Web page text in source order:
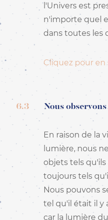
l'Univers est
n'importe quel
dans toutes les
Cliquez pour en
6.3 Nous
En raison de la
lumière, nous
objets tels
toujours tels
Nous pouvons
tel qu'il était il y
car la lumière